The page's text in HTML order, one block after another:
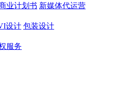
业计划书 新媒体代运营
设计 包装设计
服务